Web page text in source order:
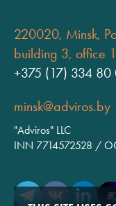
220020, Minsk,
building 3, office
+375 (17) 334 80
minsk@adviros.by
"Adviros" LLC
INN 7714572528 /